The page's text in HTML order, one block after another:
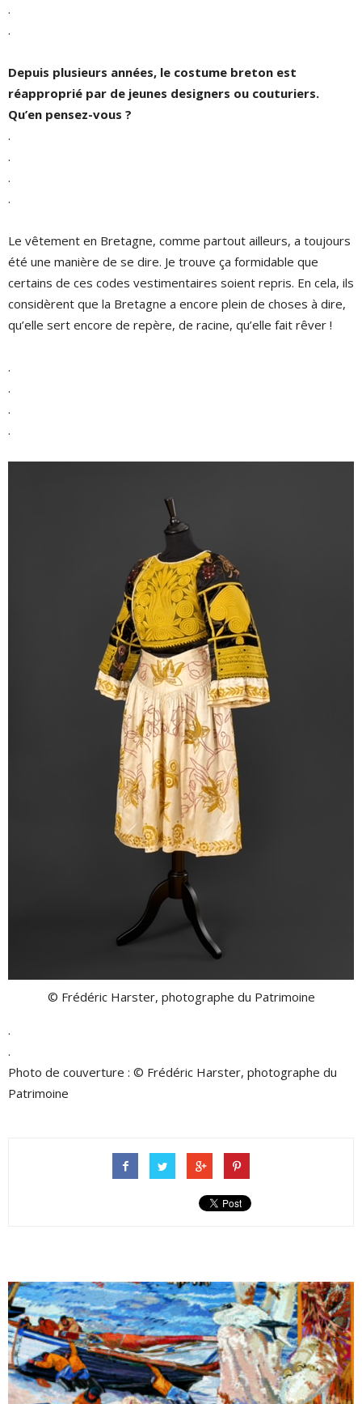
.
.
Depuis plusieurs années, le costume breton est
réapproprié par de jeunes designers ou couturiers.
Qu’en pensez-vous ?
.
.
.
.
Le vêtement en Bretagne, comme partout ailleurs, a toujours
été une manière de se dire. Je trouve ça formidable que
certains de ces codes vestimentaires soient repris. En cela, ils
considèrent que la Bretagne a encore plein de choses à dire,
qu’elle sert encore de repère, de racine, qu’elle fait rêver !
.
.
.
.
© Frédéric Harster, photographe du Patrimoine
.
.
Photo de couverture : © Frédéric Harster, photographe du
Patrimoine